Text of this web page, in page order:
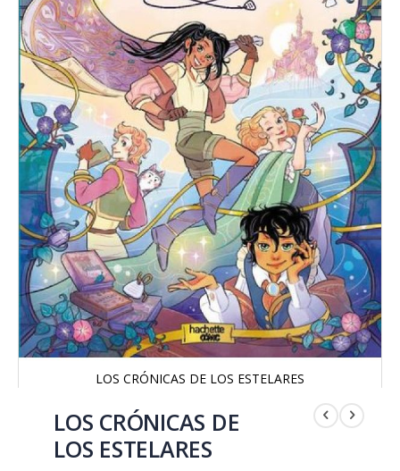
LOS CRÓNICAS DE LOS ESTELARES
comienzoLOS CRÓNICAS DE
LOS ESTELARES